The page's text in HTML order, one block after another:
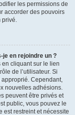
les permissions de
accorder des pouvoirs
privé.
je en rejoindre un ?
en cliquant sur le lien
de l’utilisateur. Si
Cependant,
nouvelles adhésions.
peuvent être privés et
public, vous pouvez le
est restreint et nécessite